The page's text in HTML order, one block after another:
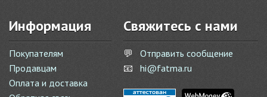
Информация
Покупателям
Продавцам
Оплата и доставка
Свяжитесь с нами
💬
Отправить сообщение
📧
hi@fatma.ru